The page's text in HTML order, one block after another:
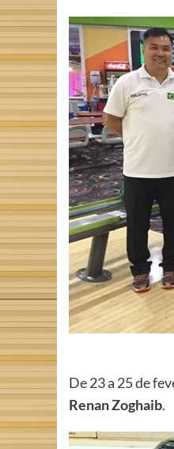
De 23 a 25 de
Renan Zoghaib.